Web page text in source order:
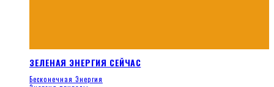
ЗЕЛЕНАЯ ЭНЕРГИЯ СЕЙЧАС
Бесконечная Энергия